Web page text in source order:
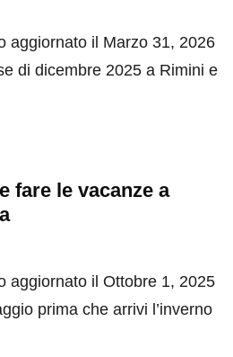
aggiornato il Marzo 31, 2026
di dicembre 2025 a Rimini e
fare le vacanze a
aggiornato il Ottobre 1, 2025
prima che arrivi l’inverno